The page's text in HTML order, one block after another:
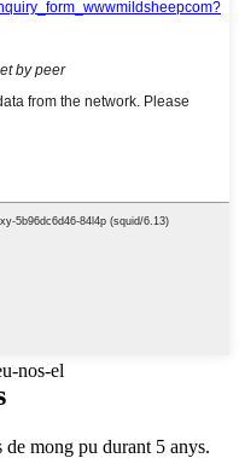
nos-el
mong pu durant 5 anys.